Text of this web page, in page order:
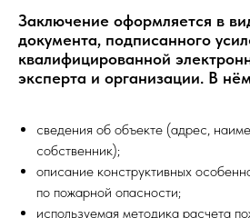
Заключение оформляется в
документа, подписанного
квалифицированной
эксперта и организации. В
сведения об объекте (адрес,
собственник);
описание конструктивных
по пожарной опасности;
используемая методика расчета